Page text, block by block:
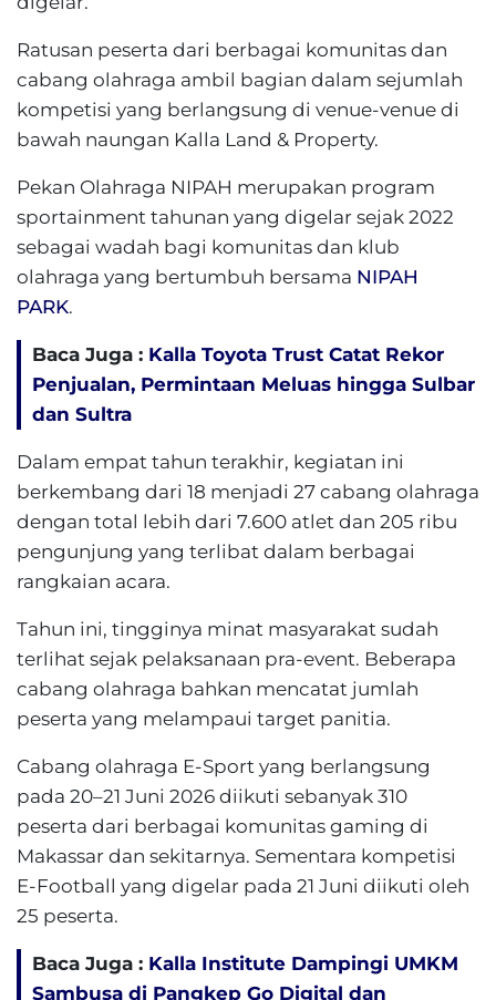
Ratusan peserta dari berbagai komunitas dan
cabang olahraga ambil bagian dalam sejumlah
kompetisi yang berlangsung di venue-venue di
bawah naungan Kalla Land & Property.
Pekan Olahraga NIPAH merupakan program
sportainment tahunan yang digelar sejak 2022
sebagai wadah bagi komunitas dan klub
olahraga yang bertumbuh bersama NIPAH
PARK.
Baca Juga : Kalla Toyota Trust Catat Rekor
Penjualan, Permintaan Meluas hingga Sulbar
dan Sultra
Dalam empat tahun terakhir, kegiatan ini
berkembang dari 18 menjadi 27 cabang olahraga
dengan total lebih dari 7.600 atlet dan 205 ribu
pengunjung yang terlibat dalam berbagai
rangkaian acara.
Tahun ini, tingginya minat masyarakat sudah
terlihat sejak pelaksanaan pra-event. Beberapa
cabang olahraga bahkan mencatat jumlah
peserta yang melampaui target panitia.
Cabang olahraga E-Sport yang berlangsung
pada 20–21 Juni 2026 diikuti sebanyak 310
peserta dari berbagai komunitas gaming di
Makassar dan sekitarnya. Sementara kompetisi
E-Football yang digelar pada 21 Juni diikuti oleh
25 peserta.
Baca Juga : Kalla Institute Dampingi UMKM
Sambusa di Pangkep Go Digital dan